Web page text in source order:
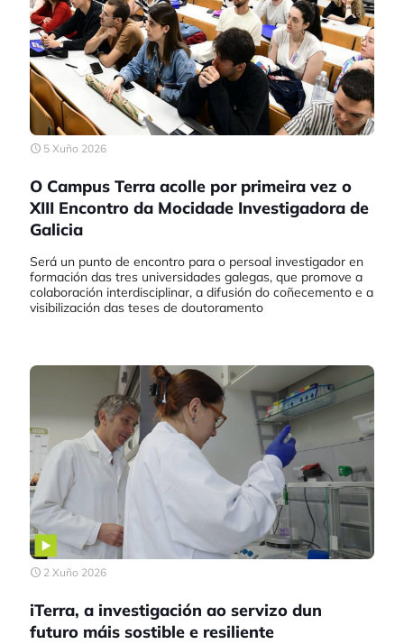
5 Xuño 2026
O Campus Terra acolle por primeira vez o
XIII Encontro da Mocidade Investigadora de
Galicia
Será un punto de encontro para o persoal investigador en
formación das tres universidades galegas, que promove a
colaboración interdisciplinar, a difusión do coñecemento e a
visibilización das teses de doutoramento
2 Xuño 2026
iTerra, a investigación ao servizo dun
futuro máis sostible e resiliente